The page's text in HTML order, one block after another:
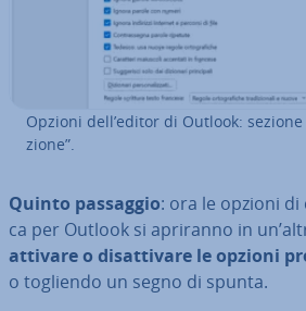
Opzioni dell’editor di Outlook:
zio­ne”.
Quinto passaggio: ora le opzioni
ca per Outlook si apriranno in
attivare o di­sat­ti­va­re le opzioni
o togliendo un segno di spunta.